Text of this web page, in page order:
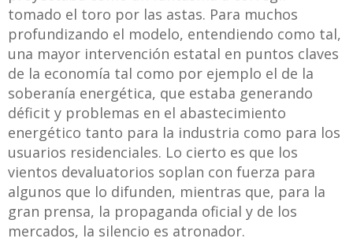
tomado el toro por las astas. Para muchos
profundizando el modelo, entendiendo como tal,
una mayor intervención estatal en puntos claves
de la economía tal como por ejemplo el de la
soberanía energética, que estaba generando
déficit y problemas en el abastecimiento
energético tanto para la industria como para los
usuarios residenciales. Lo cierto es que los
vientos devaluatorios soplan con fuerza para
algunos que lo difunden, mientras que, para la
gran prensa, la propaganda oficial y de los
mercados, la silencio es atronador.